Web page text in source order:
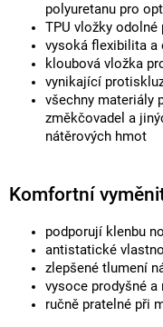
polyuretanu pro
TPU vložky odolné
vysoká flexibilita a
kloubová vložka
vynikající
všechny materiály
změkčovadel a
nátěrových hmot
Komfortní
podporují klenbu
antistatické
zlepšené tlumení
vysoce prodyšné
ručně pratelné při